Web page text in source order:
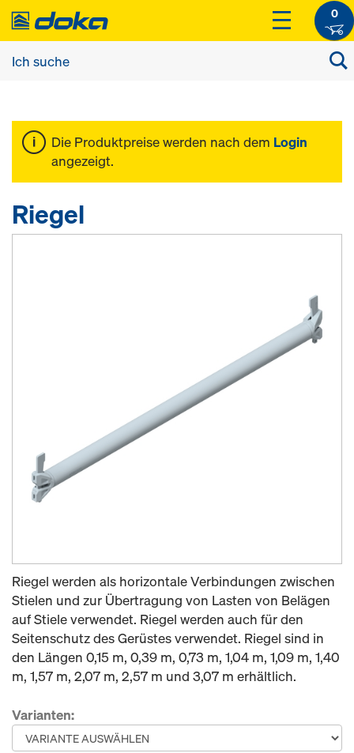
0
Die Produktpreise werden nach dem Login
angezeigt.
Riegel
Riegel werden als horizontale Verbindungen zwischen
Stielen und zur Übertragung von Lasten von Belägen
auf Stiele verwendet. Riegel werden auch für den
Seitenschutz des Gerüstes verwendet. Riegel sind in
den Längen 0,15 m, 0,39 m, 0,73 m, 1,04 m, 1,09 m, 1,40
m, 1,57 m, 2,07 m, 2,57 m und 3,07 m erhältlich.
Varianten: